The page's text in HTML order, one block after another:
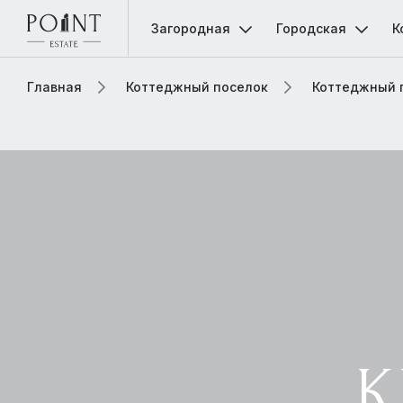
Загородная Городская
Главная Коттеджный поселок Коттеджный